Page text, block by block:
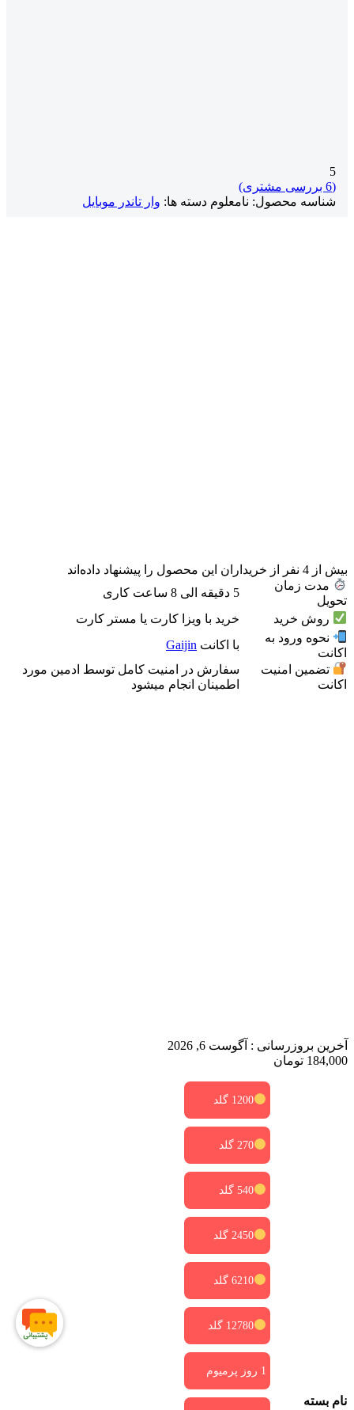
5
(
6 بررسی مشتری)
شناسه محصول: نامعلوم دسته ها: وار تاندر موبایل
بیش از 4 نفر از خریداران این محصول را پیشنهاد داده‌اند
مدت زمان
تحویل
5 دقیقه الی 8 ساعت کاری
روش خرید
خرید با ویزا کارت یا مستر کارت
نحوه ورود به
اکانت
با اکانت Gaijin
تضمین امنیت
اکانت
سفارش در امنیت کامل توسط ادمین مورد
اطمینان انجام میشود
آخرین بروزرسانی : آگوست 6, 2026
184,000 تومان
نام بسته
1200 گلد
270 گلد
540 گلد
2450 گلد
6210 گلد
12780 گلد
1 روز پرمیوم